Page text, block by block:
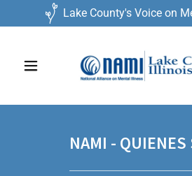
Lake County's Voice on
NAMI - QUIENES